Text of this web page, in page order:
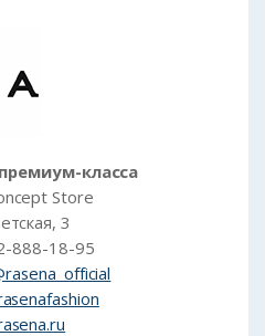
класса
Store
3
888-18-95